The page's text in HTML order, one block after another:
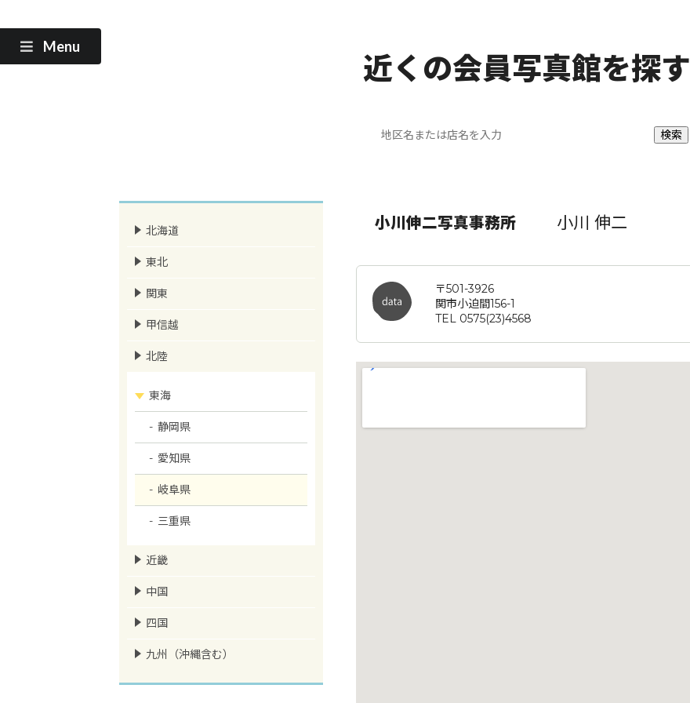
Menu
近くの会員写真館を探す
小川伸二写真事務所 小川 伸二
〒501-3926
関市小迫間156-1
TEL 0575(23)4568
北海道
東北
関東
甲信越
北陸
東海
静岡県
愛知県
岐阜県
三重県
近畿
中国
四国
九州（沖縄含む）